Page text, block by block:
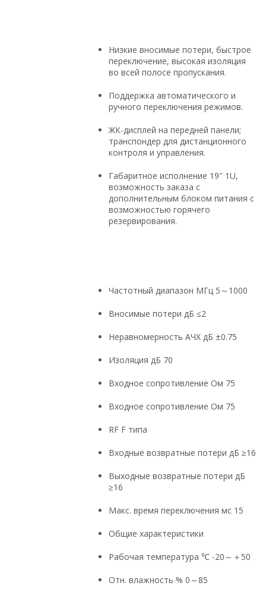
Низкие вносимые потери, быстрое
переключение, высокая изоляция
во всей полосе пропускания.
Поддержка автоматического и
ручного переключения режимов.
ЖК-дисплей на передней панели;
транспондер для дистанционного
контроля и управления.
Габаритное исполнение 19″ 1U,
возможность заказа с
дополнительным блоком питания с
возможностью горячего
резервирования.
Частотный диапазон МГц 5～1000
Вносимые потери дБ ≤2
Неравномерность АЧХ дБ ±0.75
Изоляция дБ 70
Входное сопротивление Ом 75
Входное сопротивление Ом 75
RF F типа
Входные возвратные потери дБ ≥16
Выходные возвратные потери дБ
≥16
Макс. время переключения мс 15
Общие характеристики
Рабочая температура ℃ -20～＋50
Отн. влажность % 0～85